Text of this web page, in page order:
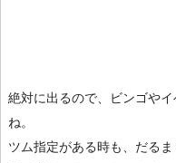
絶対に出るので、ビンゴや
ね。
ツム指定がある時も、だる